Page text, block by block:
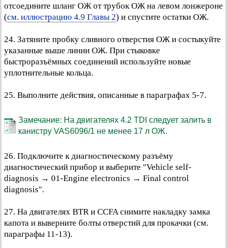
отсоедините шланг ОЖ от трубок ОЖ на левом лонжероне
(см. иллюстрацию 4.9 Главы 2) и спустите остатки ОЖ.
24. Затяните пробку сливного отверстия ОЖ и состыкуйте
указанные выше линии ОЖ. При стыковке
быстроразъёмных соединений используйте новые
уплотнительные кольца.
25. Выполните действия, описанные в параграфах 5-7.
Замечание: На двигателях 4.2 TDI следует залить в
канистру VAS6096/1 не менее 17 л ОЖ.
26. Подключите к диагностическому разъёму
диагностический прибор и выберите "Vehicle self-
diagnosis → 01-Engine electronics → Final control
diagnosis".
27. На двигателях BTR и CCFA снимите накладку замка
капота и выверните болты отверстий для прокачки (см.
параграфы 11-13).